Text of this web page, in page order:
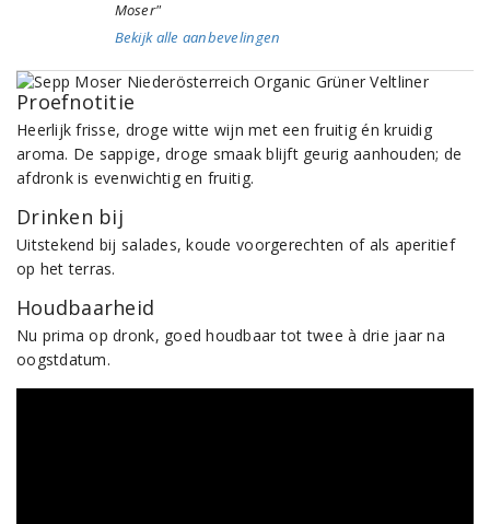
Moser"
Bekijk alle aanbevelingen
Proefnotitie
Heerlijk frisse, droge witte wijn met een fruitig én kruidig
aroma. De sappige, droge smaak blijft geurig aanhouden; de
afdronk is evenwichtig en fruitig.
Drinken bij
Uitstekend bij salades, koude voorgerechten of als aperitief
op het terras.
Houdbaarheid
Nu prima op dronk, goed houdbaar tot twee à drie jaar na
oogstdatum.